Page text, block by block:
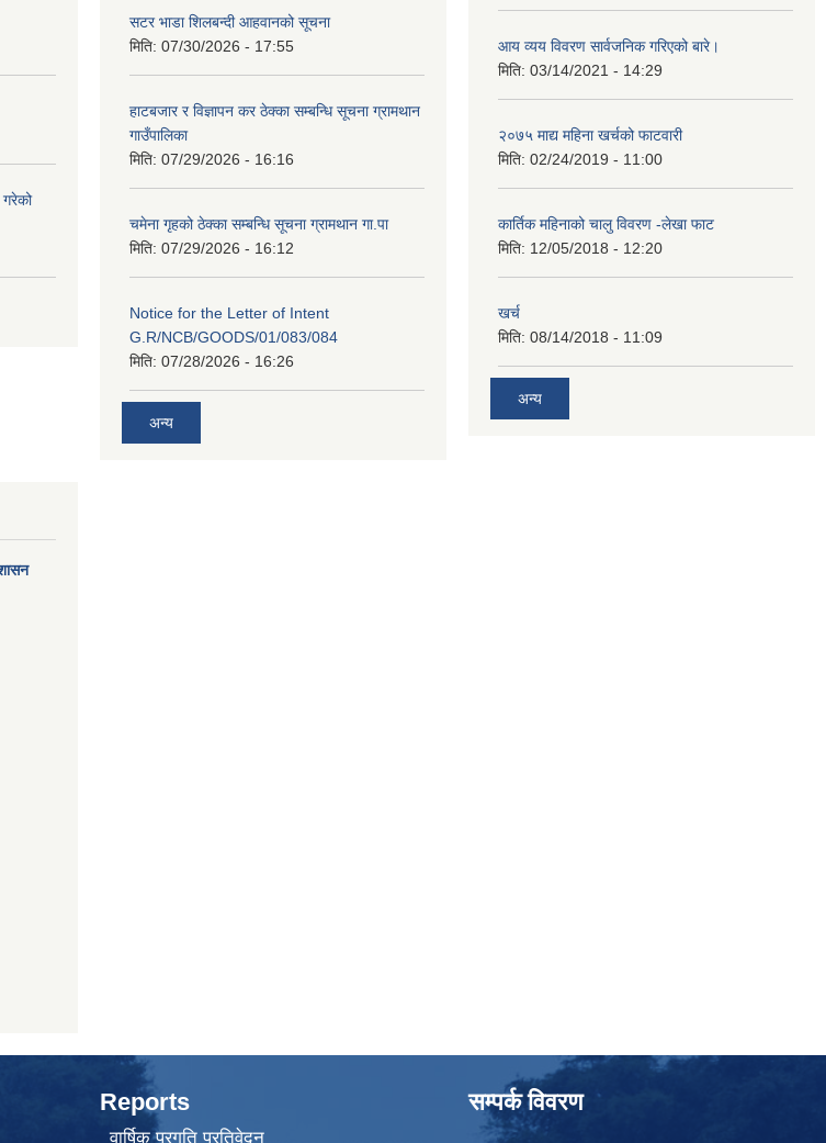
गरेको
सटर भाडा शिलबन्दी आहवानको सूचना
मिति: 07/30/2026 - 17:55
हाटबजार र विज्ञापन कर ठेक्का सम्बन्धि सूचना ग्रामथान
गाउँपालिका
मिति: 07/29/2026 - 16:16
चमेना गृहको ठेक्का सम्बन्धि सूचना ग्रामथान गा.पा
मिति: 07/29/2026 - 16:12
Notice for the Letter of Intent
G.R/NCB/GOODS/01/083/084
मिति: 07/28/2026 - 16:26
अन्य
आय व्यय विवरण सार्वजनिक गरिएको बारे।
मिति: 03/14/2021 - 14:29
२०७५ माद्य महिना खर्चको फाटवारी
मिति: 02/24/2019 - 11:00
कार्तिक महिनाको चालु विवरण -लेखा फाट
मिति: 12/05/2018 - 12:20
खर्च
मिति: 08/14/2018 - 11:09
अन्य
Reports
वार्षिक प्रगति प्रतिवेदन
सम्पर्क विवरण